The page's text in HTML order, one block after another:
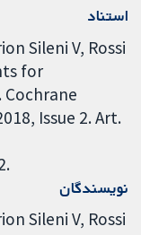
استناد
Sileni V, Rossi
for
Issue 2. Art.
نویسندگان
Sileni V Rossi